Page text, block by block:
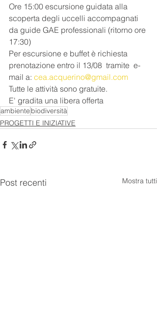
Ore 15:00 escursione guidata alla
scoperta degli uccelli accompagnati
da guide GAE professionali (ritorno ore
17:30)
Per escursione e buffet è richiesta
prenotazione entro il 13/08  tramite  e-
mail a: cea.acquerino@gmail.com
Tutte le attività sono gratuite.
E' gradita una libera offerta
ambiente biodiversità
PROGETTI E INIZIATIVE
Post recenti Mostra tutti